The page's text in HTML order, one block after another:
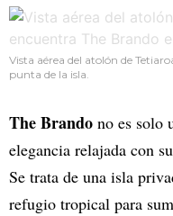
Vista aérea del atolón de
punta de la isla.
The Brando no es solo
elegancia relajada con
Se trata de una isla
refugio tropical para